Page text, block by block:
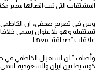
المشتقات التي ثبت اتصالها بمدير
وبين في تصريح صحفي، ان
تستقبله وهو بلا عنوان رسمي خلافا
علاقات “صداقة” معها.
وأضاف ” ان استقبال الكاظمي في
كوسيط بين ايران والسعودية. انتهى